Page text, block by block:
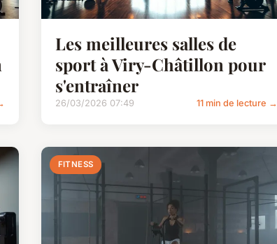
Les meilleures salles de
sport à Viry-Châtillon pour
s'entraîner
26/03/2026 07:49 11 min de lecture →
FITNESS